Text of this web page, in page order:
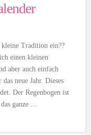
Tradition ein??
einen kleinen
aber auch einfach
neue Jahr. Dieses
Der Regenbogen ist
ganze …